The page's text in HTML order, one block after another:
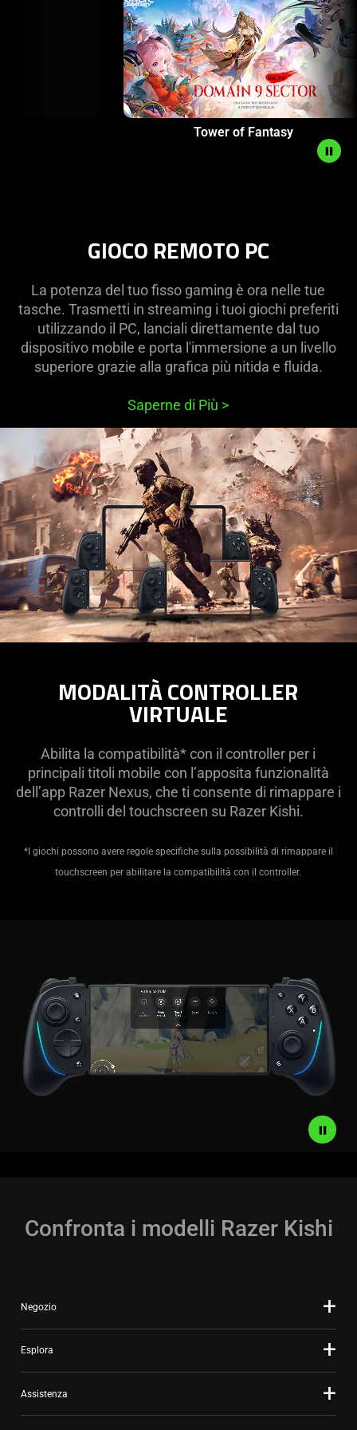
GIOCO REMOTO PC
La potenza del tuo fisso gaming è ora nelle tue
tasche. Trasmetti in streaming i tuoi giochi preferiti
utilizzando il PC, lanciali direttamente dal tuo
dispositivo mobile e porta l'immersione a un livello
superiore grazie alla grafica più nitida e fluida.
Saperne di Più >
MODALITÀ CONTROLLER
VIRTUALE
Abilita la compatibilità* con il controller per i
principali titoli mobile con l’apposita funzionalità
dell’app Razer Nexus, che ti consente di rimappare i
controlli del touchscreen su Razer Kishi.
*I giochi possono avere regole specifiche sulla possibilità di rimappare il
touchscreen per abilitare la compatibilità con il controller.
Confronta i modelli Razer Kishi
Negozio
Esplora
Assistenza